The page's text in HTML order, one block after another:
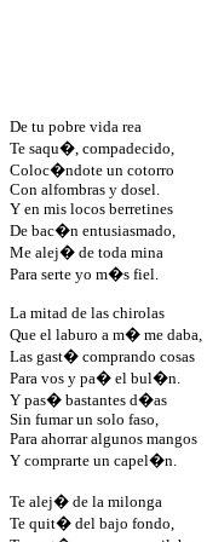
De tu pobre vida rea
Te saqu�, compadecido,
Coloc�ndote un cotorro
Con alfombras y dosel.
Y en mis locos berretines
De bac�n entusiasmado,
Me alej� de toda mina
Para serte yo m�s fiel.
La mitad de las chirolas
Que el laburo a m� me daba,
Las gast� comprando cosas
Para vos y pa� el bul�n.
Y pas� bastantes d�as
Sin fumar un solo faso,
Para ahorrar algunos mangos
Y comprarte un capel�n.
Te alej� de la milonga
Te quit� del bajo fondo,